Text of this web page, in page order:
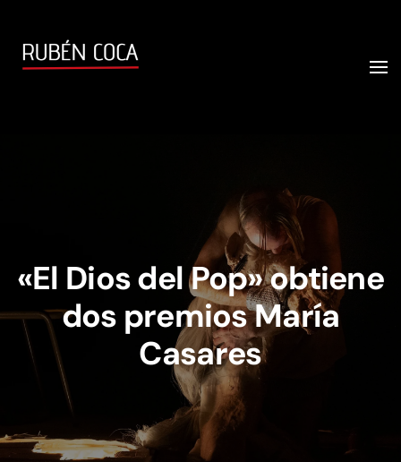
«El Dios del Pop» obtiene
dos premios María
Casares